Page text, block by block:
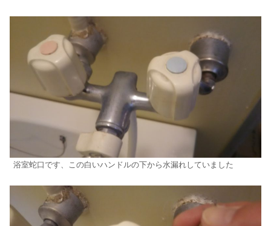
浴室蛇口です、この白いハンドルの下から水漏れしていました